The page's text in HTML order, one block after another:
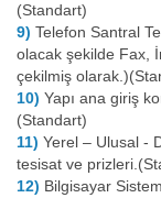
(Standart)
9) Telefon Santral
olacak şekilde Fax,
çekilmiş
10) Yapı ana giriş
(Standart)
11) Yerel – Ulusal -
tesisat ve
12) Bilgisayar